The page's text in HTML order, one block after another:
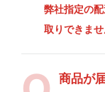
弊社指定の
取りできませ
商品が